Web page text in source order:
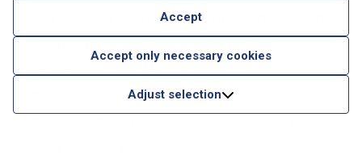
Accept
Accept only necessary cookies
Adjust selection
Когда наконец наступают летние дни, едва ли
найдётся лучшее место для отдыха на свежем
воздухе, чем пляж. Portobello – это
великолепный песчаный пляж, который также